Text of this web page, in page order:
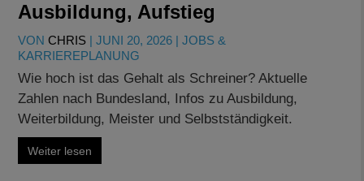
Ausbildung, Aufstieg
VONCHRIS |JUNI 20, 2026 |JOBS &
KARRIEREPLANUNG
Wie hoch ist das Gehalt als Schreiner? Aktuelle
Zahlen nach Bundesland, Infos zu Ausbildung,
Weiterbildung, Meister und Selbstständigkeit.
Weiter lesen